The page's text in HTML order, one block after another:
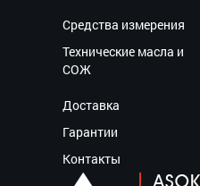
Средства измерения
Технические масла и
СОЖ
Доставка
Гарантии
Контакты